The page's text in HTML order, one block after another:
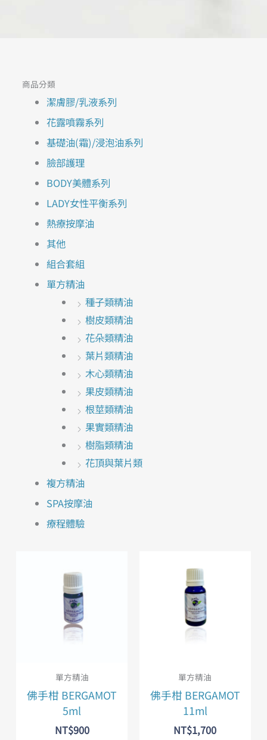
商品分類
潔膚膠/乳液系列
花露噴霧系列
基礎油(霜)/浸泡油系列
臉部護理
BODY美體系列
LADY女性平衡系列
熱療按摩油
其他
組合套組
單方精油
種子類精油
樹皮類精油
花朵類精油
葉片類精油
木心類精油
果皮類精油
根莖類精油
果實類精油
樹脂類精油
花頂與葉片類
複方精油
SPA按摩油
療程體驗
單方精油
佛手柑 BERGAMOT
5ml
NT$900
單方精油
佛手柑 BERGAMOT
11ml
NT$1,700